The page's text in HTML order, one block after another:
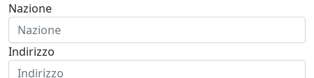
Nazione
Indirizzo